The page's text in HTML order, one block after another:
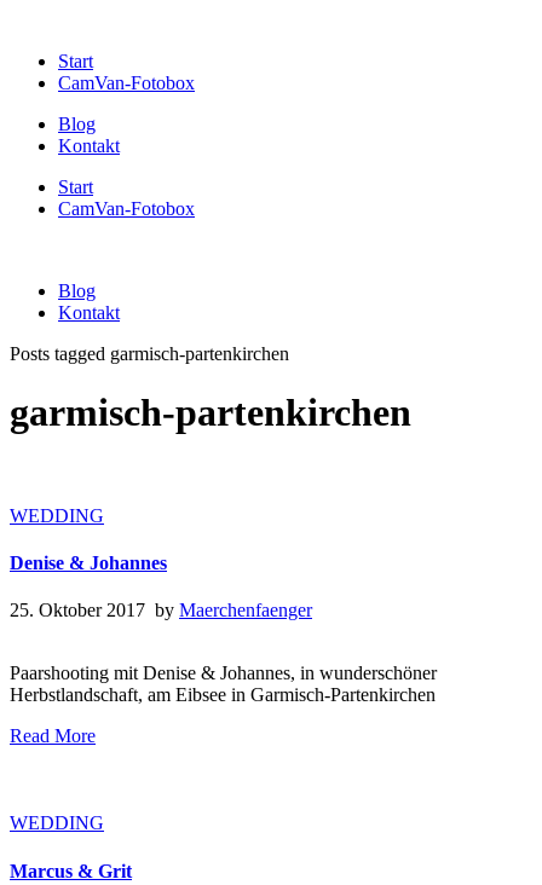
Start
CamVan-Fotobox
Blog
Kontakt
Start
CamVan-Fotobox
Blog
Kontakt
Posts tagged garmisch-partenkirchen
garmisch-partenkirchen
WEDDING
Denise & Johannes
25. Oktober 2017 by Maerchenfaenger
Paarshooting mit Denise & Johannes, in wunderschöner
Herbstlandschaft, am Eibsee in Garmisch-Partenkirchen
Read More
WEDDING
Marcus & Grit